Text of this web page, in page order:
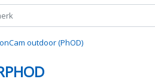
outdoor (PhOD)